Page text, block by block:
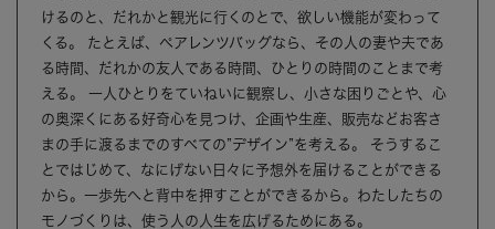
けるのと、だれかと観光に行くのとで、欲しい機能が変わって
くる。 たとえば、ペアレンツバッグなら、その人の妻や夫であ
る時間、だれかの友人である時間、ひとりの時間のことまで考
える。 一人ひとりをていねいに観察し、小さな困りごとや、心
の奥深くにある好奇心を見つけ、企画や生産、販売などお客さ
まの手に渡るまでのすべての”デザイン”を考える。 そうするこ
とではじめて、なにげない日々に予想外を届けることができる
から。一歩先へと背中を押すことができるから。わたしたちの
モノづくりは、使う人の人生を広げるためにある。